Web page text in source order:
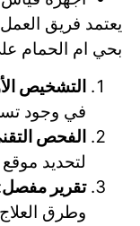
يعتمد فريق
بحي ام الحمام
التشخيص
في وجود
الفحص
لتحديد
تقرير مفصل
وطرق